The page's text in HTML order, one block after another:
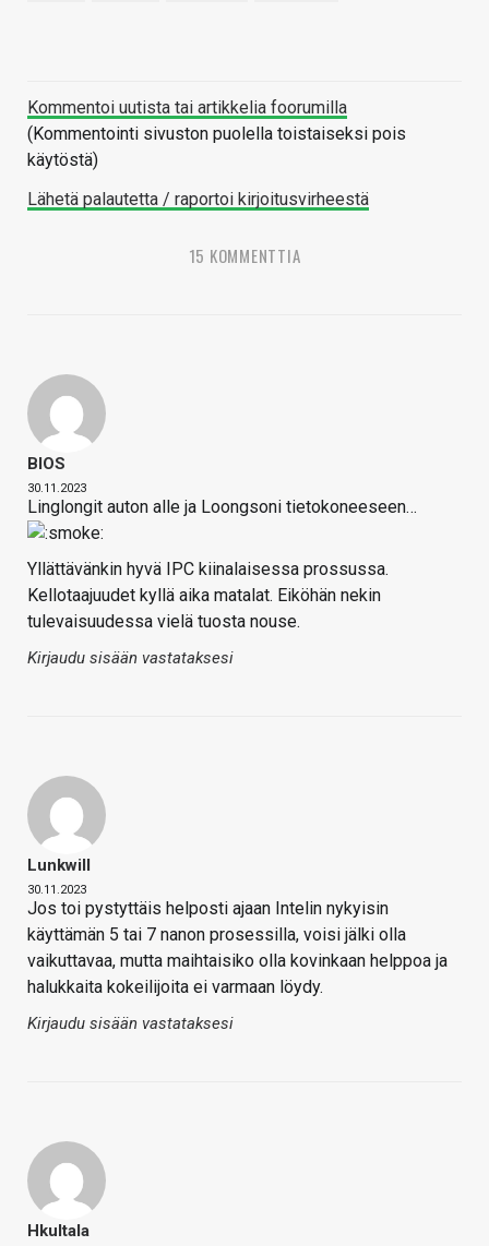
Kommentoi uutista tai artikkelia foorumilla
(Kommentointi sivuston puolella toistaiseksi pois
käytöstä)
Lähetä palautetta / raportoi kirjoitusvirheestä
15 KOMMENTTIA
BIOS
30.11.2023
Linglongit auton alle ja Loongsoni tietokoneeseen…
Yllättävänkin hyvä IPC kiinalaisessa prossussa.
Kellotaajuudet kyllä aika matalat. Eiköhän nekin
tulevaisuudessa vielä tuosta nouse.
Kirjaudu sisään vastataksesi
Lunkwill
30.11.2023
Jos toi pystyttäis helposti ajaan Intelin nykyisin
käyttämän 5 tai 7 nanon prosessilla, voisi jälki olla
vaikuttavaa, mutta maihtaisiko olla kovinkaan helppoa ja
halukkaita kokeilijoita ei varmaan löydy.
Kirjaudu sisään vastataksesi
Hkultala